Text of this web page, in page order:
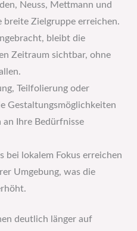
Neuss, Mettmann und
breite Zielgruppe erreichen.
bleibt die
Zeitraum sichtbar, ohne
Teilfolierung oder
Gestaltungsmöglichkeiten
Ihre Bedürfnisse
bei lokalem Fokus erreichen
Umgebung, was die
deutlich länger auf